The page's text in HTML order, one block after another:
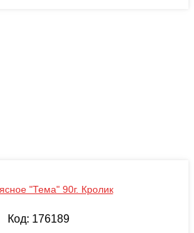
"Тема" 90г. Кролик
Код: 176189